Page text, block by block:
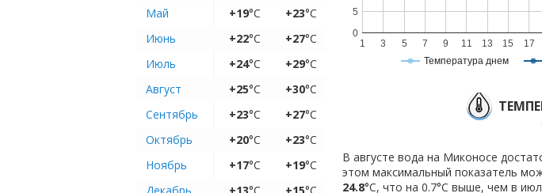
Май
+19°C +23°C
Июнь
+22°C +27°C
Июль
+24°C +29°C
Август
+25°C +30°C
Сентябрь
+23°C +27°C
Октябрь
+20°C +23°C
Ноябрь
+17°C +19°C
Температура днем
1 3 5 7 9 11 13 15 17
0
5
В августе вода на Миконосе
этом максимальный показатель
24.8°C, что на 0.7°C выше, чем в